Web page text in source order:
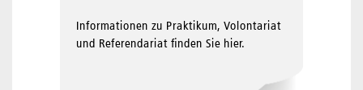
Informationen zu Praktikum, Volontariat
und Referendariat finden Sie hier.